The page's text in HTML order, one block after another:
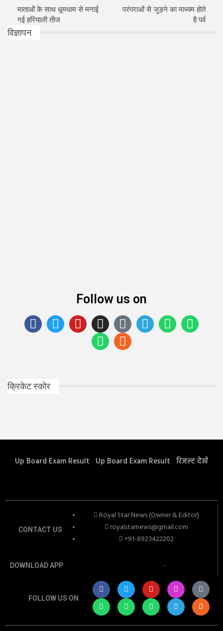
माताओं के साथ धूमधाम से मनाई
गई हरियाली तीज
परंपराओं से जुड़ने का माध्यम होते
है पर्व
विज्ञापन
Follow us on
क्रिकेट स्कोर
Up Board Exam Result Up Board Exam Result रिजल्ट देखें
CONTACT US
Royal Star News (Owner & Editor)
royalstarnews@gmail.com
+91-8923422202
DOWNLOAD APP
FOLLOW US ON